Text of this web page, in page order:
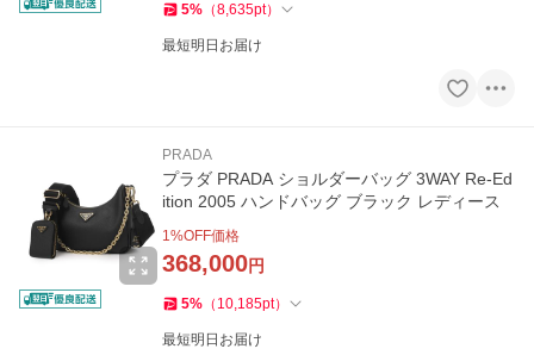
5% （8,635pt）
最短明日お届け
PRADA
プラダ PRADA ショルダーバッグ 3WAY Re-Ed
ition 2005 ハンドバッグ ブラック レディース
1%OFF価格
368,000円
5% （ 10,185pt）
最短明日お届け